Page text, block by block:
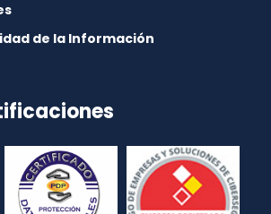
de la Información